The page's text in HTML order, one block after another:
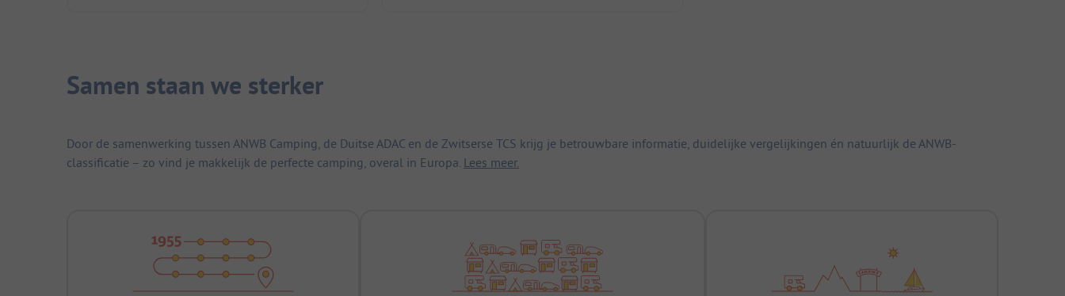
Samen staan we sterker
Door de samenwerking tussen ANWB Camping, de Duitse ADAC en de Zwitserse TCS krijg je betrouwbare informatie, duidelijke vergelijkingen én natuurlijk de ANWB-
classificatie – zo vind je makkelijk de perfecte camping, overal in Europa. Lees meer.